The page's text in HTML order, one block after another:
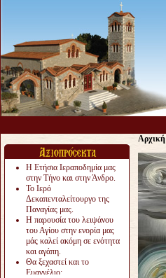
Η Ετήσια Ιεραποδημία μας
στην Τήνο και στην Άνδρο.
Το Ιερό
Δεκαπενταλείτουργο της
Παναγίας μας.
Η παρουσία του λειψάνου
του Αγίου στην ενορία μας
μάς καλεί ακόμη σε ενότητα
και αγάπη.
Θα ξεχαστεί και το
Ευαγγέλιο;
Αρχική